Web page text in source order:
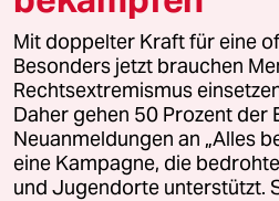
die
...
Maschor
26.11.2020 ,10:46 Uhr
Mit doppelter Kraft für eine
Besonders jetzt brauchen
Rechtsextremismus
Daher gehen 50 Prozent der
Neuanmeldungen an „Alles
eine Kampagne, die
und Jugendorte unterstützt.